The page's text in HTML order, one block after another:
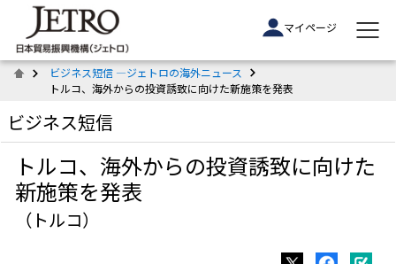
マイページ
ビジネス短信 ―ジェトロの海外ニュース
トルコ、海外からの投資誘致に向けた新施策を発表
ビジネス短信
トルコ、海外からの投資誘致に向けた
新施策を発表
（トルコ）